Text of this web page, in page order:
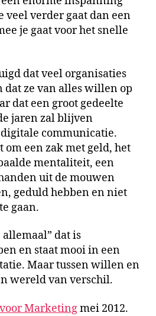
veel verder gaat dan een
je gaat voor het snelle
dat veel organisaties
ze van alles willen op
dat een groot gedeelte
jaren zal blijven
communicatie.
een zak met geld, het
mentaliteit, een
uit de mouwen
geduld hebben en niet
gaan.
dat is
en staat mooi in een
Maar tussen willen en
wereld van verschil.
Marketingmei 2012.